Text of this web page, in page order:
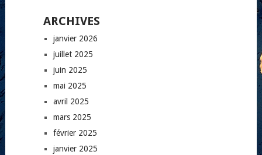
ARCHIVES
janvier 2026
juillet 2025
juin 2025
mai 2025
avril 2025
mars 2025
février 2025
janvier 2025